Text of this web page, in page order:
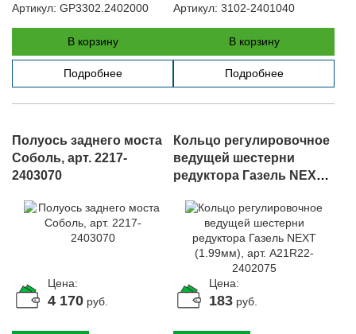
Артикул: GP3302.2402000
В корзину
Подробнее
Артикул: 3102-2401040
В корзину
Подробнее
Полуось заднего моста
Соболь, арт. 2217-
2403070
Цена:
4 170 руб.
Кольцо регулировочное
ведущей шестерни
редуктора Газель NEXT
2402075
Цена:
183 руб.